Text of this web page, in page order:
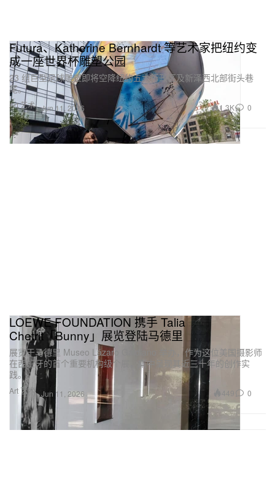
Art 艺术
Futura、Katherine Bernhardt 等艺术家把纽约变
成一座世界杯雕塑公园
23 组巨型足球雕塑即将空降纽约五大行政区及新泽西北部街头巷
尾。
Jun 11, 2026 1.3K 0
Art 艺术
LOEWE FOUNDATION 携手 Talia
Chetrit「Bunny」展览登陆马德里
展览于马德里 Museo Lázaro Galdiano 举办，作为这位美国摄影师
在西班牙的首个重要机构级个展，集中呈现其近三十年的创作实
践。
Jun 11, 2026 449 0